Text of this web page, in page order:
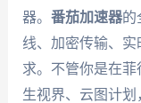
器。 番茄加速器的
线、加密传输、
求。不管你是在
生视界、云图计